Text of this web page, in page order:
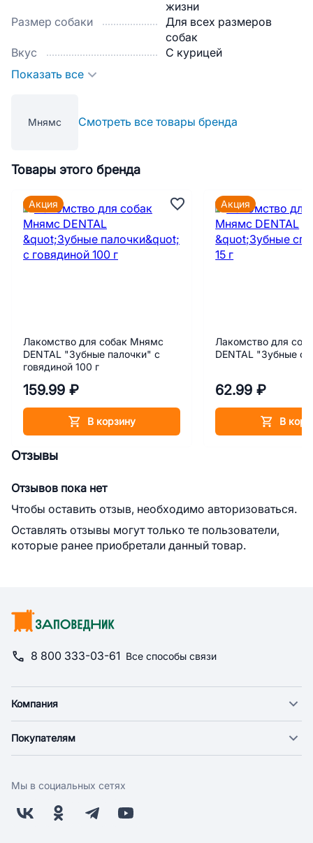
жизни
Размер собаки
Для всех размеров
собак
Вкус
С курицей
Показать все
Мнямс Смотреть все товары бренда
Товары этого бренда
Лакомство для собак Мнямс
DENTAL "Зубные палочки" с
говядиной 100 г
159.99 ₽
В корзину
Акция
Лакомство для
DENTAL "Зубные
62.99 ₽
В
Акция
Отзывы
Отзывов пока нет
Чтобы оставить отзыв, необходимо авторизоваться.
Оставлять отзывы могут только те пользователи,
которые ранее приобретали данный товар.
8 800 333-03-61 Все способы связи
Компания
Новости
Поставщикам
Заводчикам
Покупателям
Оплата
Бонусная программа
Мы в социальных сетях